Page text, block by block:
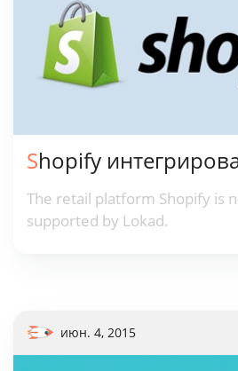
Shopify
The retail platform Shopify is
supported by Lokad.
июн. 4, 2015